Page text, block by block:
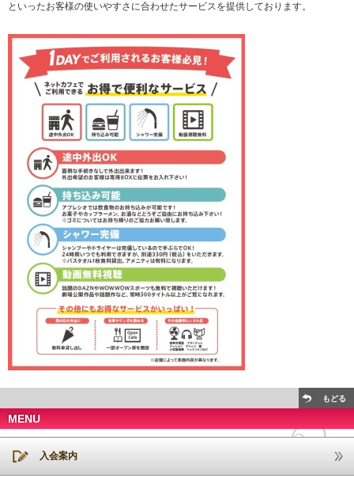
といったお客様の使いやすさに合わせたサービスを提供しております。
もどる
MENU
入会案内